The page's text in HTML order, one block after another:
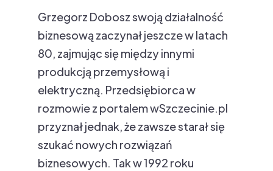
Grzegorz Dobosz swoją działalność
biznesową zaczynał jeszcze w latach
80, zajmując się między innymi
produkcją przemysłową i
elektryczną. Przedsiębiorca w
rozmowie z portalem wSzczecinie.pl
przyznał jednak, że zawsze starał się
szukać nowych rozwiązań
biznesowych. Tak w 1992 roku